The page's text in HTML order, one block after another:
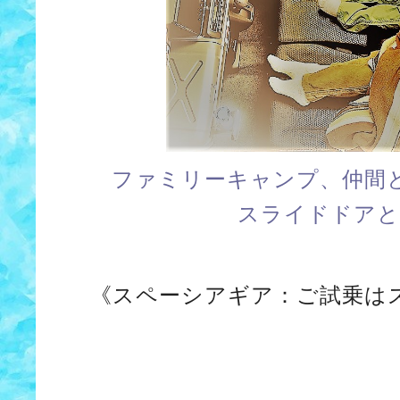
ファミリーキャンプ、仲
スライドドア
《スペーシアギア：ご試乗